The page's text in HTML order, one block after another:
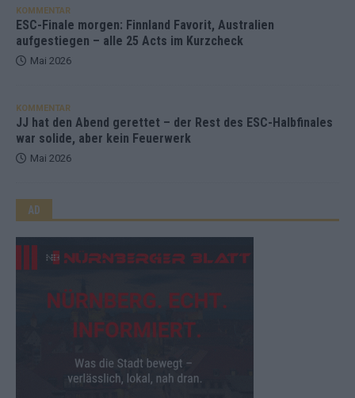
KOMMENTAR
ESC-Finale morgen: Finnland Favorit, Australien
aufgestiegen – alle 25 Acts im Kurzcheck
Mai 2026
KOMMENTAR
JJ hat den Abend gerettet – der Rest des ESC-Halbfinales
war solide, aber kein Feuerwerk
Mai 2026
AD